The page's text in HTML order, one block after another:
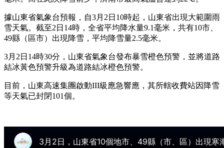
據山東省氣象台預報，自3月2日10時起，山東省出現大範圍雨
雪天氣。截至2日14時，全省平均降水量9.1毫米，共有10市、
49縣（區市）出現降雪，平均降雪量2.5毫米。
3月2日14時30分，山東省氣象台發布暴雪橙色預警，並將道路
結冰黃色預警升級為道路結冰橙色預警。
目前，山東高速集團啟動III級應急響應，其所轄收費站因降雪
等天氣已封閉101個。